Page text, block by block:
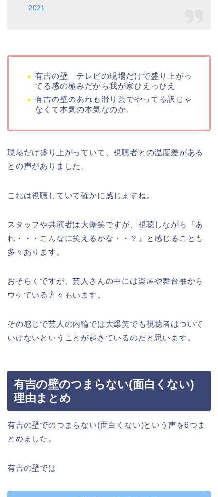
2021
有吉の壁 テレビの現場だけで盛り上がっ
てる感の極みだから我が家ひえっひえ
有吉の壁のあれも滑り芸でやってる訳じゃ
なくて本気の本気なのか。
現場だけ盛り上がっていて、視聴者との温度差がある
との声がありました。
これは視聴していて確かに感じますね。
スタッフや共演者は大爆笑ですが、視聴しながら『あ
れ・・・こんなに笑えるかな・・？』と感じることも
多々あります。
おそらくですが、芸人さんの中には楽屋や舞台袖から
ウケている方々もいます。
その感じで芸人の内輪では大爆笑でも視聴者はついて
いけないということが起きているのだと思います。
有吉の壁のつまらない(面白くない)
理由まとめ
有吉の壁でのつまらない(面白くない)という声を6つま
とめました。
有吉の壁では